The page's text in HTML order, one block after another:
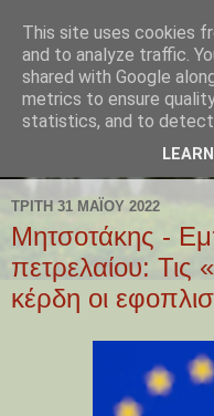
ΤΡΊΤΗ 31 ΜΑΪ́ΟΥ 2022
Μητσοτάκης -
πετρελαίου: Τις
κέρδη οι
This site uses cookies
and to analyze traffic.
shared with Google
metrics to ensure
statistics, and to detect